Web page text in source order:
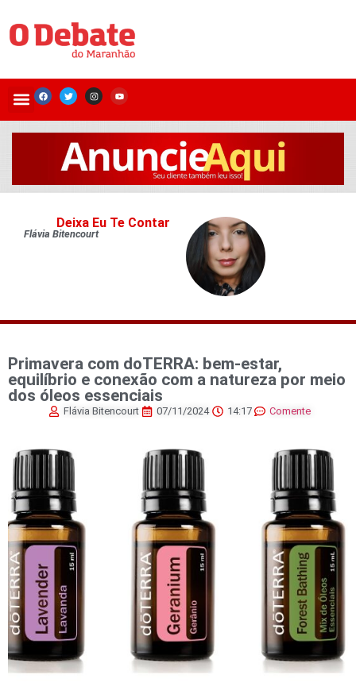
Deixa Eu Te Contar
Flávia Bitencourt
Primavera com doTERRA: bem-estar,
equilíbrio e conexão com a natureza por meio
dos óleos essenciais
Flávia Bitencourt 07/11/2024 14:17 Comente